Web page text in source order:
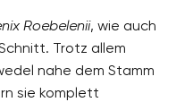
Roebelenii, wie auch
Trotz allem
nahe dem Stamm
sie komplett